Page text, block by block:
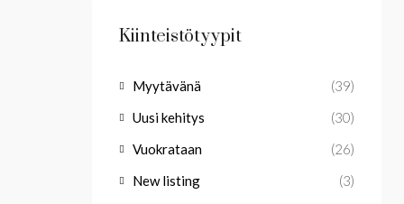
Kiinteistötyypit
Myytävänä
(39)
Uusi kehitys
(30)
Vuokrataan
(26)
New listing
(3)